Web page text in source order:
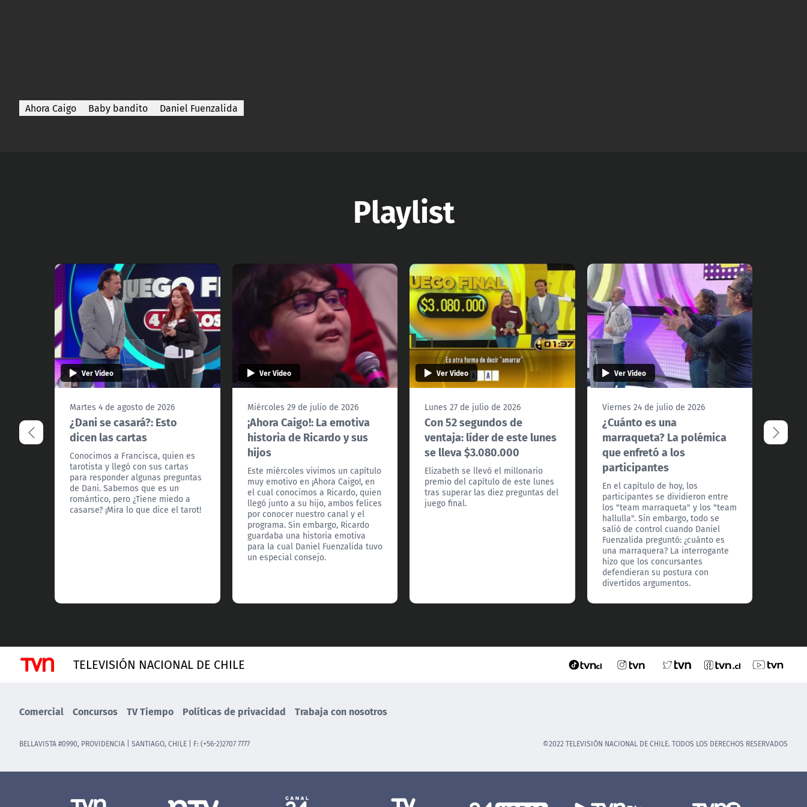
Ahora Caigo Baby bandito Daniel Fuenzalida
Playlist
Ver Video
Martes 4 de agosto de 2026
¿Dani se casará?: Esto
dicen las cartas
Conocimos a Francisca, quien es
tarotista y llegó con sus cartas
para responder algunas preguntas
de Dani. Sabemos que es un
romántico, pero ¿Tiene miedo a
casarse? ¡Mira lo que dice el tarot!
Ver Video
Miércoles 29 de julio de 2026
¡Ahora Caigo!: La emotiva
historia de Ricardo y sus
hijos
Este miércoles vivimos un capítulo
muy emotivo en ¡Ahora Caigo!, en
el cual conocimos a Ricardo, quien
llegó junto a su hijo, ambos felices
por conocer nuestro canal y el
programa. Sin embargo, Ricardo
guardaba una historia emotiva
para la cual Daniel Fuenzalida tuvo
un especial consejo.
Ver Video
Lunes 27 de julio de 2026
Con 52 segundos de
ventaja: líder de este lunes
se lleva $3.080.000
Elizabeth se llevó el millonario
premio del capítulo de este lunes
tras superar las diez preguntas del
juego final.
Ver Video
Viernes 24 de julio de 2026
¿Cuánto es una
marraqueta? La polémica
que enfretó a los
participantes
En el capítulo de hoy, los
participantes se dividieron entre
los "team marraqueta" y los "team
hallulla". Sin embargo, todo se
salió de control cuando Daniel
Fuenzalida preguntó: ¿cuánto es
una marraquera? La interrogante
hizo que los concursantes
defendieran su postura con
divertidos argumentos.
Trini
TELEVISIÓN NACIONAL DE CHILE
Comercial Concursos TV Tiempo Políticas de privacidad Trabaja con nosotros
BELLAVISTA #0990, PROVIDENCIA | SANTIAGO, CHILE | F: (+56-2)2707 7777 ©2022 TELEVISIÓN NACIONAL DE CHILE. TODOS LOS DERECHOS RESERVADOS